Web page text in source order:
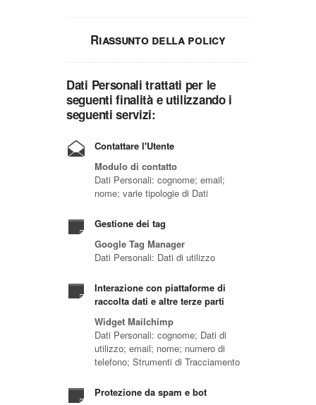
Riassunto della policy
Dati Personali trattati per le
seguenti finalità e utilizzando i
seguenti servizi:
Contattare l'Utente
Modulo di contatto
Dati Personali: cognome; email;
nome; varie tipologie di Dati
Gestione dei tag
Google Tag Manager
Dati Personali: Dati di utilizzo
Interazione con piattaforme di
raccolta dati e altre terze parti
Widget Mailchimp
Dati Personali: cognome; Dati di
utilizzo; email; nome; numero di
telefono; Strumenti di Tracciamento
Protezione da spam e bot